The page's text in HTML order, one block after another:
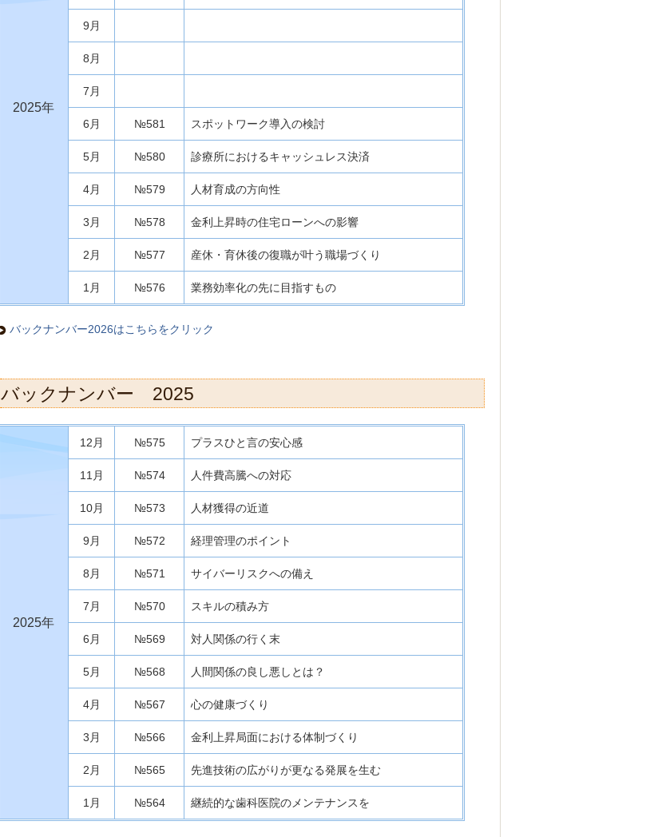
2025年
9月
8月
7月
6月 №581 スポットワーク導入の検討
5月 №580 診療所におけるキャッシュレス決済
4月 №579 人材育成の方向性
3月 №578 金利上昇時の住宅ローンへの影響
2月 №577 産休・育休後の復職が叶う職場づくり
1月 №576 業務効率化の先に目指すもの
バックナンバー2026はこちらをクリック
バックナンバー 2025
2025年
12月 №575 プラスひと言の安心感
11月 №574 人件費高騰への対応
10月 №573 人材獲得の近道
9月 №572 経理管理のポイント
8月 №571 サイバーリスクへの備え
7月 №570 スキルの積み方
6月 №569 対人関係の行く末
5月 №568 人間関係の良し悪しとは？
4月 №567 心の健康づくり
3月 №566 金利上昇局面における体制づくり
2月 №565 先進技術の広がりが更なる発展を生む
1月 №564 継続的な歯科医院のメンテナンスを